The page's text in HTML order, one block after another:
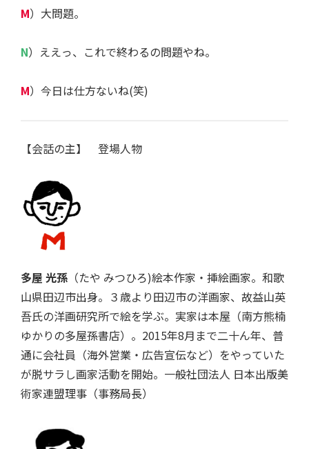
M）大問題。
N）ええっ、これで終わるの問題やね。
M）今日は仕方ないね(笑)
【会話の主】 登場人物
多屋 光孫 （たや みつひろ)絵本作家・挿絵画家。和歌
山県田辺市出身。３歳より田辺市の洋画家、故益山英
吾氏の洋画研究所で絵を学ぶ。実家は本屋（南方熊楠
ゆかりの多屋孫書店）。2015年8月まで二十ん年、普
通に会社員（海外営業・広告宣伝など）をやっていた
が脱サラし画家活動を開始。一般社団法人 日本出版美
術家連盟理事（事務局長）